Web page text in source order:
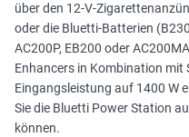
über den 12-V-
oder die Bluetti-Batterien
AC200P, EB200 oder
Enhancers in Kombination mit
Eingangsleistung auf 1400 W
Sie die Bluetti Power Station
können.